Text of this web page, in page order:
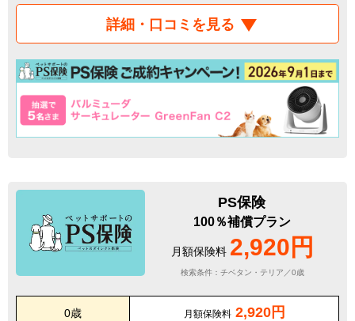
詳細・口コミを見る
PS保険
100％補償プラン
月額保険料 2,920円
検索条件：チベタン・テリア／0歳
0歳 月額保険料 2,920円